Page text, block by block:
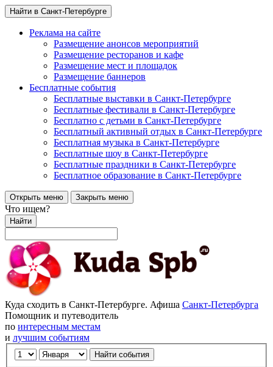
Найти в Санкт-Петербурге
Реклама на сайте
Размещение анонсов мероприятий
Размещение ресторанов и кафе
Размещение мест и площадок
Размещение баннеров
Бесплатные события
Бесплатные выставки в Санкт-Петербурге
Бесплатные фестивали в Санкт-Петербурге
Бесплатно с детьми в Санкт-Петербурге
Бесплатный активный отдых в Санкт-Петербурге
Бесплатная музыка в Санкт-Петербурге
Бесплатные шоу в Санкт-Петербурге
Бесплатные праздники в Санкт-Петербурге
Бесплатное образование в Санкт-Петербурге
Открыть меню Закрыть меню
Что ищем?
Найти
Куда сходить в Санкт-Петербурге. Афиша Санкт-Петербурга
Помощник и путеводитель
по интересным местам
и лучшим событиям